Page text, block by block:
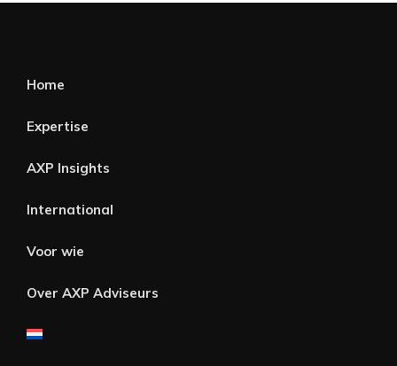
Home
Expertise
AXP Insights
International
Voor wie
Over AXP Adviseurs